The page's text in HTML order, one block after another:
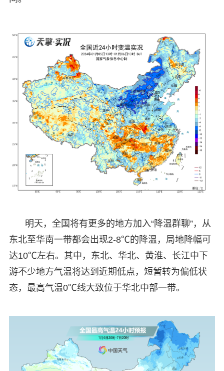
明天，全国将有更多的地方加入“降温群聊”，从
东北至华南一带都会出现2-8℃的降温，局地降幅可
达10℃左右。其中，东北、华北、黄淮、长江中下
游不少地方气温将达到近期低点，短暂转为偏低状
态，最高气温0℃线大致位于华北中部一带。